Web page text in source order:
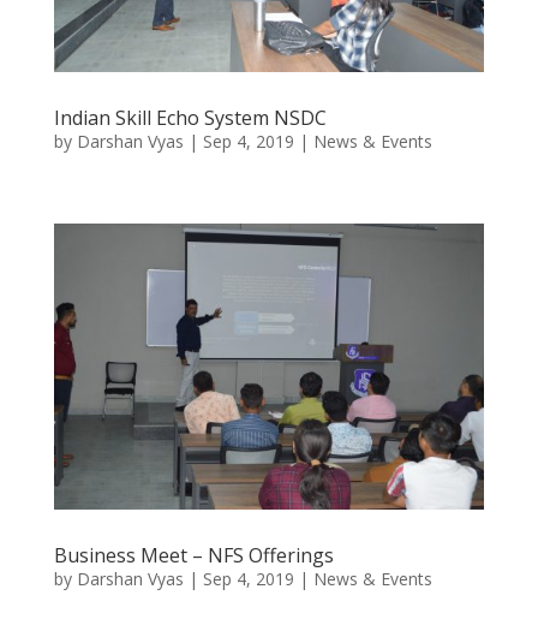
Indian Skill Echo System NSDC
by Darshan Vyas | Sep 4, 2019 | News & Events
Business Meet – NFS Offerings
by Darshan Vyas | Sep 4, 2019 | News & Events